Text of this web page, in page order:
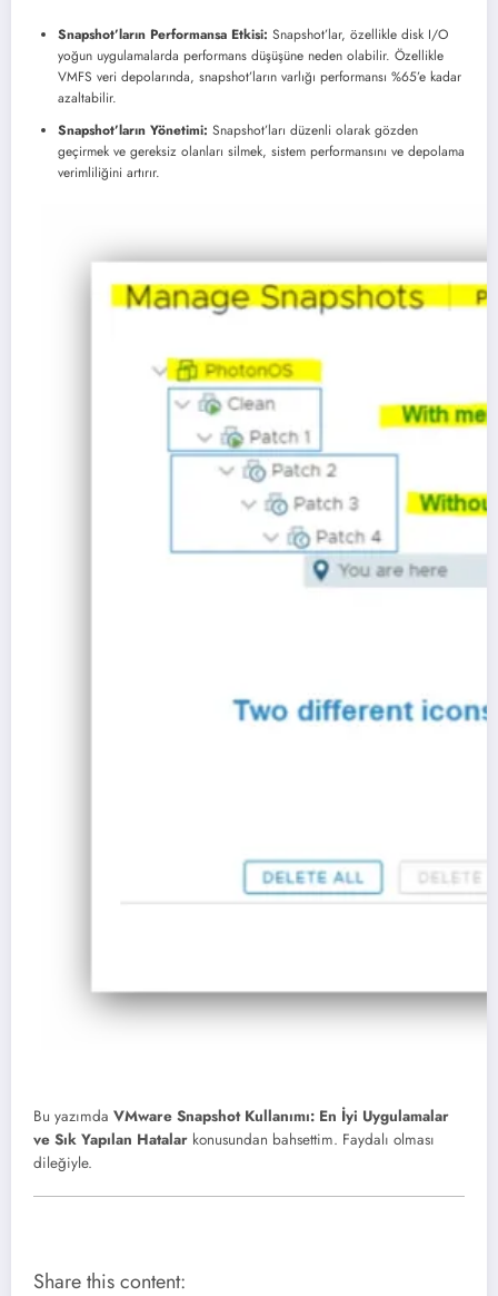
Snapshot’ların Performansa Etkisi: Snapshot’lar, özellikle disk I/O
yoğun uygulamalarda performans düşüşüne neden olabilir. Özellikle
VMFS veri depolarında, snapshot’ların varlığı performansı %65’e kadar
azaltabilir.
Snapshot’ların Yönetimi: Snapshot’ları düzenli olarak gözden
geçirmek ve gereksiz olanları silmek, sistem performansını ve depolama
verimliliğini artırır.
Bu yazımda VMware Snapshot Kullanımı: En İyi Uygulamalar
ve Sık Yapılan Hatalar konusundan bahsettim. Faydalı olması
dileğiyle.
Share this content: